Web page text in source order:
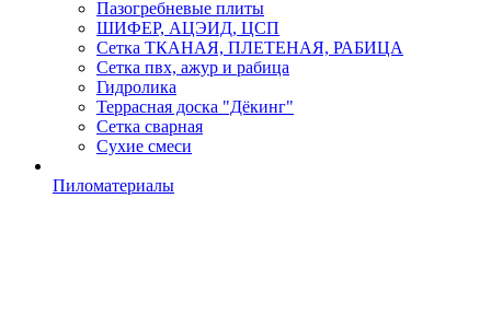
Пазогребневые плиты
ШИФЕР, АЦЭИД, ЦСП
Сетка ТКАНАЯ, ПЛЕТЕНАЯ, РАБИЦА
Сетка пвх, ажур и рабица
Гидролика
Террасная доска "Дёкинг"
Сетка сварная
Сухие смеси
Пиломатериалы